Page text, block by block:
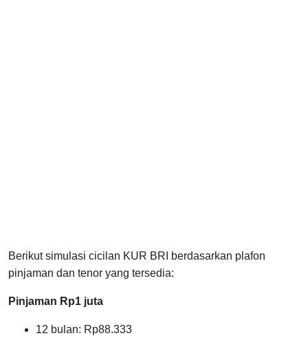
Berikut simulasi cicilan KUR BRI berdasarkan plafon
pinjaman dan tenor yang tersedia:
Pinjaman Rp1 juta
12 bulan: Rp88.333